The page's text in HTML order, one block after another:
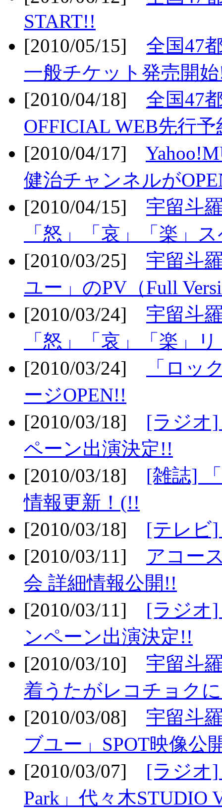
START!!
[2010/05/15] 全国47
一般チケット発売開
[2010/04/18] 全国47
OFFICIAL WEB先行
[2010/04/17]
健治チャンネルが
[2010/04/15] 宇留斗
「怒」「哀」「楽」
[2010/03/25] 宇留斗
ユー」のPV（Full
[2010/03/24] 宇留斗
「怒」「哀」「楽」
[2010/03/24]
「ロッ
ージOPEN!!
[2010/03/18] [ラジオ
ペーン出演決定!!
[2010/03/18] [雑誌]
情報更新！(!!
[2010/03/18] [テレビ
[2010/03/11] アコー
会 詳細情報公開!!
[2010/03/11] [ラジオ
ンペーン出演決定!!
[2010/03/10] 宇留斗
着うたがレコチョク
[2010/03/08] 宇留斗
ブユー」SPOT映像公
[2010/03/07] [ラジオ]
Park」代々木STUDIO